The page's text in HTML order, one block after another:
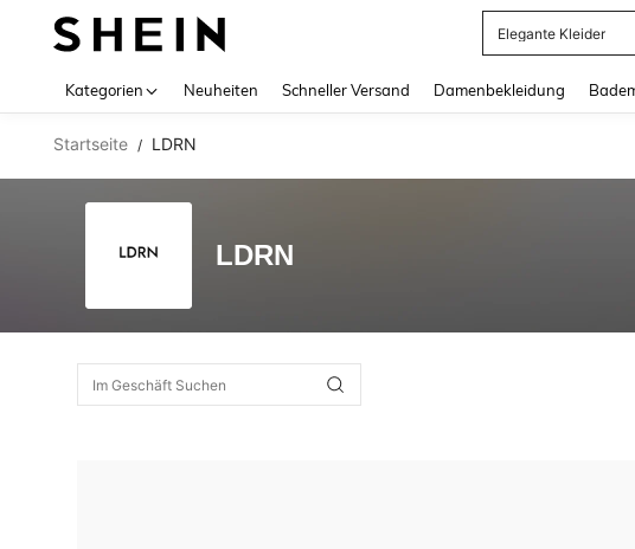
Elegante Kleider
Kategorien Neuheiten Schneller Versand Damenbekleidung
Startseite / LDRN
LDRN